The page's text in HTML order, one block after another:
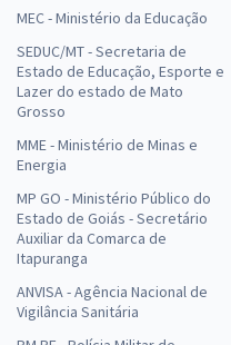
MEC - Ministério da Educação
SEDUC/MT - Secretaria de
Estado de Educação, Esporte e
Lazer do estado de Mato
Grosso
MME - Ministério de Minas e
Energia
MP GO - Ministério Público do
Estado de Goiás - Secretário
Auxiliar da Comarca de
Itapuranga
ANVISA - Agência Nacional de
Vigilância Sanitária